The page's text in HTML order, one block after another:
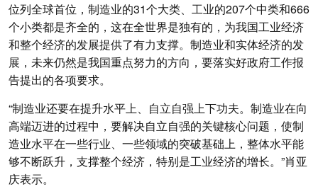
位列全球首位，制造业的31个大类、工业的207个中类和666
个小类都是齐全的，这在全世界是独有的，为我国工业经济
和整个经济的发展提供了有力支撑。制造业和实体经济的发
展，未来仍然是我国重点努力的方向，要落实好政府工作报
告提出的各项要求。
“制造业还要在提升水平上、自立自强上下功夫。制造业在向
高端迈进的过程中，要解决自立自强的关键核心问题，使制
造业水平在一些行业、一些领域的突破基础上，整体水平能
够不断跃升，支撑整个经济，特别是工业经济的增长。”肖亚
庆表示。